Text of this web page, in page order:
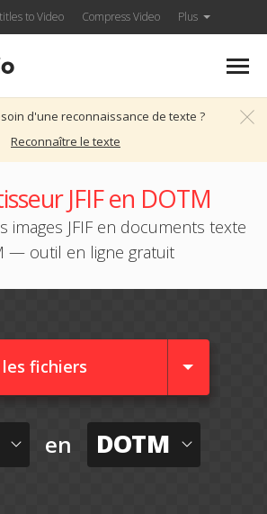
to Video Compress Video Plus
d'une reconnaissance de texte ?
Reconnaître le texte
JFIF en DOTM
images JFIF en documents texte
— outil en ligne gratuit
fichiers
en DOTM